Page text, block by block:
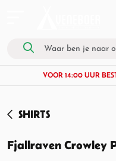
VOOR 14:00 UUR
SHIRTS
Fjallraven Crowley